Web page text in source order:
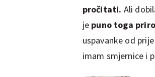
pročitati. Ali
je puno toga
uspavanke od
imam smjernice i